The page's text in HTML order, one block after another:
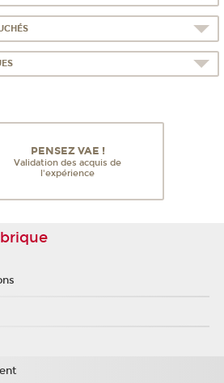
PENSEZ VAE !
Validation des acquis de
l'expérience